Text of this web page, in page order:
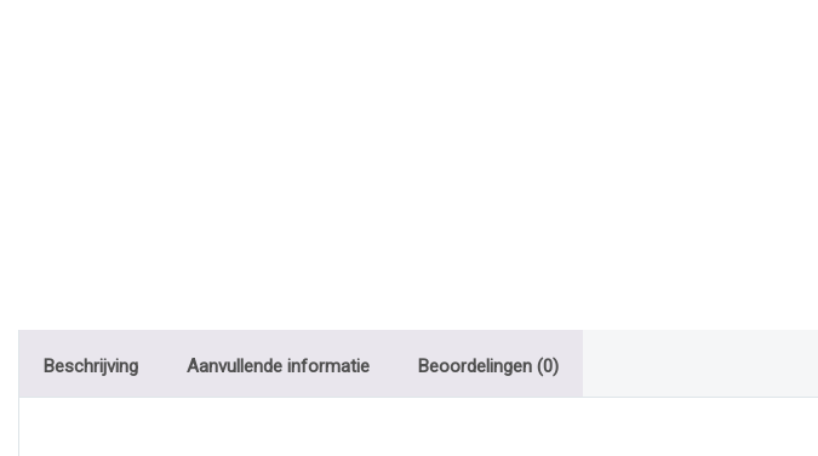
Beschrijving Aanvullende informatie Beoordelingen (0)